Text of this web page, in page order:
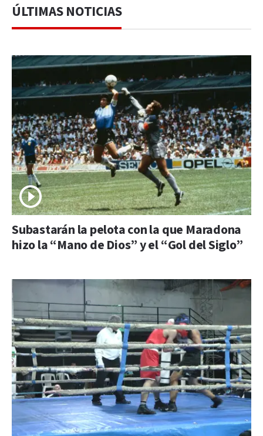
ÚLTIMAS NOTICIAS
Subastarán la pelota con la que Maradona
hizo la “Mano de Dios” y el “Gol del Siglo”